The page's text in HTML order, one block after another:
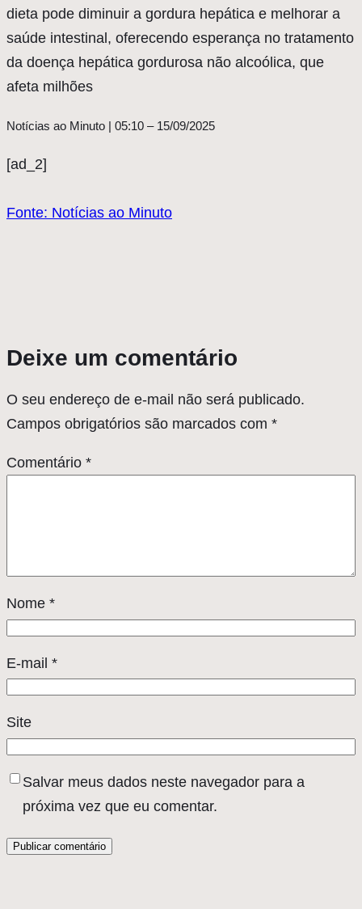
dieta pode diminuir a gordura hepática e melhorar a
saúde intestinal, oferecendo esperança no tratamento
da doença hepática gordurosa não alcoólica, que
afeta milhões
Notícias ao Minuto | 05:10 – 15/09/2025
[ad_2]
Fonte: Notícias ao Minuto
Deixe um comentário
O seu endereço de e-mail não será publicado.
Campos obrigatórios são marcados com *
Comentário *
Nome *
E-mail *
Site
Salvar meus dados neste navegador para a
próxima vez que eu comentar.